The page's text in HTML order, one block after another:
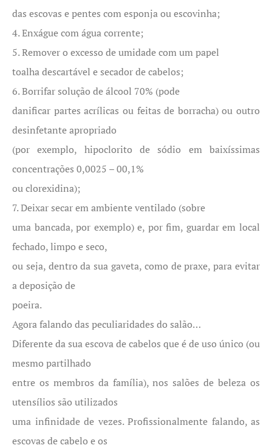
das escovas e pentes com esponja ou escovinha;
4. Enxágue com água corrente;
5. Remover o excesso de umidade com um papel
toalha descartável e secador de cabelos;
6. Borrifar solução de álcool 70% (pode
danificar partes acrílicas ou feitas de borracha) ou outro
desinfetante apropriado
(por exemplo, hipoclorito de sódio em baixíssimas
concentrações 0,0025 – 00,1%
ou clorexidina);
7. Deixar secar em ambiente ventilado (sobre
uma bancada, por exemplo) e, por fim, guardar em local
fechado, limpo e seco,
ou seja, dentro da sua gaveta, como de praxe, para evitar
a deposição de
poeira.
Agora falando das peculiaridades do salão…
Diferente da sua escova de cabelos que é de uso único (ou
mesmo partilhado
entre os membros da família), nos salões de beleza os
utensílios são utilizados
uma infinidade de vezes. Profissionalmente falando, as
escovas de cabelo e os